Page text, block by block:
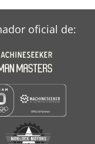
oficial de: